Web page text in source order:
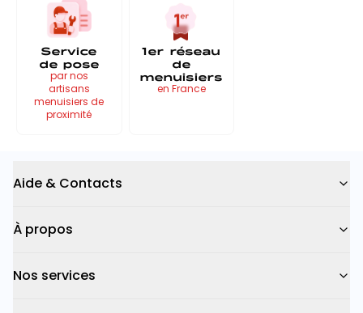
Service
de pose
par nos
artisans
menuisiers de
proximité
1er réseau
de
menuisiers
en France
Aide & Contacts
À propos
Nos services